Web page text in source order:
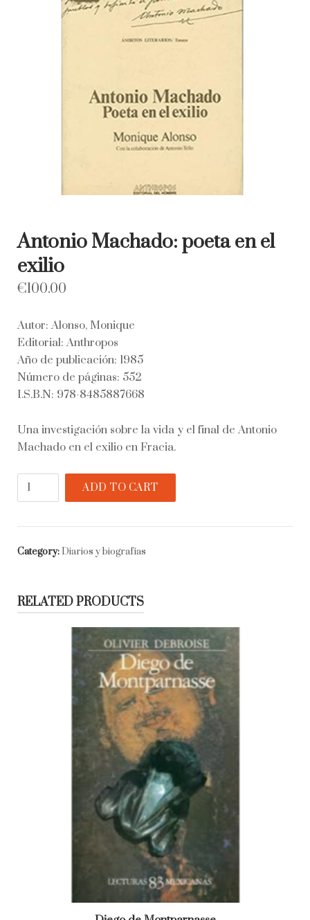
Antonio Machado: poeta en el
exilio
€100.00
Autor: Alonso, Monique
Editorial: Anthropos
Año de publicación: 1985
Número de páginas: 552
I.S.B.N: 978-8485887668
Una investigación sobre la vida y el final de Antonio
Machado en el exilio en Fracia.
Antonio
en
el
exilio
ADD TO CART
Category:Diarios y biografías
RELATED PRODUCTS